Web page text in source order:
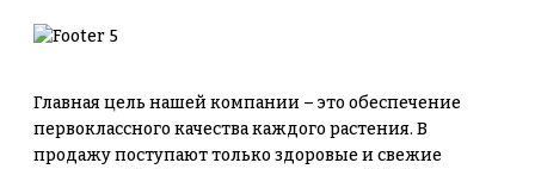
Главная цель нашей компании – это обеспечение
первоклассного качества каждого растения. В
продажу поступают только здоровые и свежие